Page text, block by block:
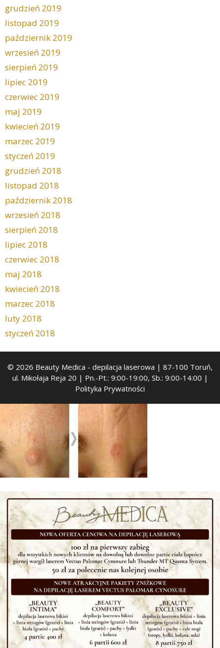
grudzień 2019
listopad 2019
październik 2019
wrzesień 2019
sierpień 2019
lipiec 2019
czerwiec 2019
maj 2019
kwiecień 2019
marzec 2019
styczeń 2019
grudzień 2018
listopad 2018
październik 2018
wrzesień 2018
sierpień 2018
lipiec 2018
czerwiec 2018
maj 2018
kwiecień 2018
marzec 2018
luty 2018
styczeń 2018
© 2026 Beauty Medica - depilacja laserowa | 87-100 Toruń,
ul. Mikołaja Reja 20 | Pn.-Pt.: 9:00-19:00, Sb.: 9:00-14:00 |
Polityka Prywatności